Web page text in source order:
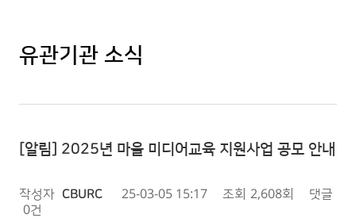
유관기관 소식
[알림] 2025년 마을 미디어교육 지원사업 공모 안내
작성자 CBURC 25-03-05 15:17 조회 2,608회
댓글
0건